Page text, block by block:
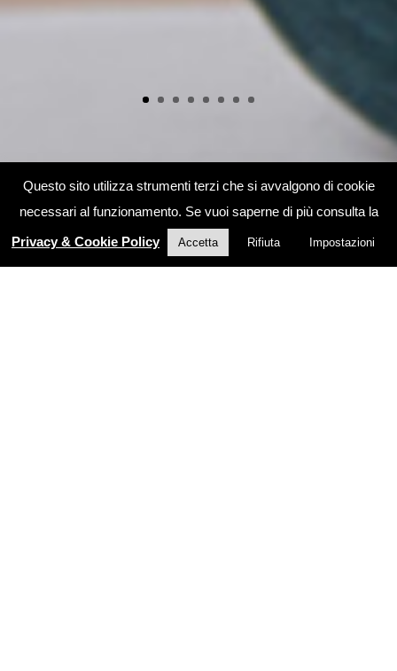
Questo sito utilizza strumenti terzi che si avvalgono di cookie
necessari al funzionamento. Se vuoi saperne di più consulta la
Privacy & Cookie Policy
Accetta Rifiuta Impostazioni